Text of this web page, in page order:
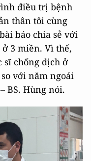
điều trị bệnh
thân tôi cùng
báo chia sẻ với
3 miền. Vì thế,
sĩ chống dịch ở
với năm ngoái
BS. Hùng nói.